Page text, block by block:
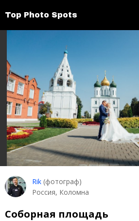
Top Photo Spots
Rik (фотограф)
Россия, Коломна
Соборная площадь